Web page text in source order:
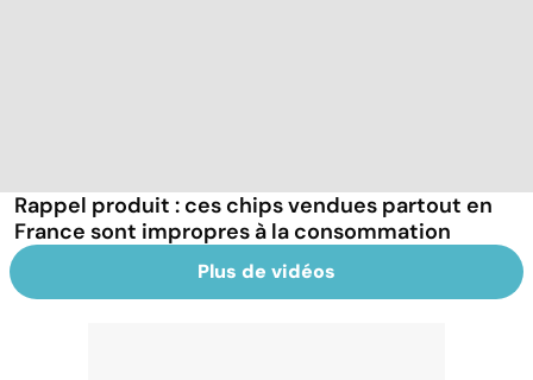
Rappel produit : ces chips vendues partout en
France sont impropres à la consommation
Plus de vidéos